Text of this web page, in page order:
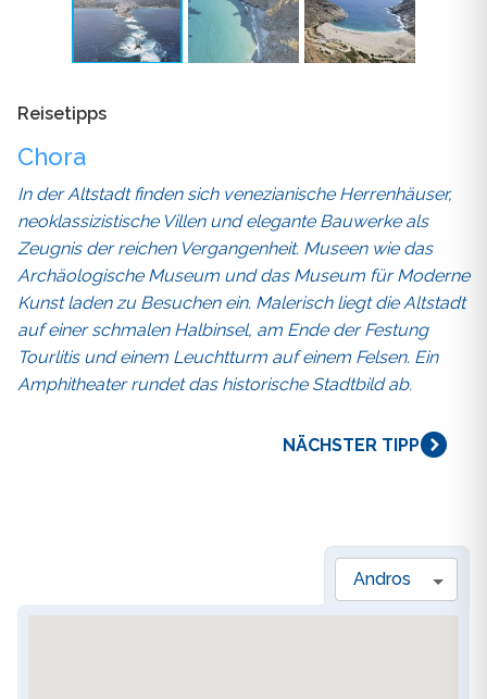
Inselhüpfen
Reisetipps
Chora
In der Altstadt finden sich venezianische Herrenhäuser,
neoklassizistische Villen und elegante Bauwerke als
Zeugnis der reichen Vergangenheit. Museen wie das
Archäologische Museum und das Museum für Moderne
Kunst laden zu Besuchen ein. Malerisch liegt die Altstadt
auf einer schmalen Halbinsel, am Ende der Festung
Tourlitis und einem Leuchtturm auf einem Felsen. Ein
Amphitheater rundet das historische Stadtbild ab.
NÄCHSTER TIPP
Andros